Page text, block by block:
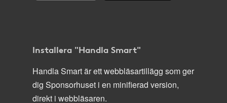
Installera "Handla Smart"
Handla Smart är ett webbläsartillägg som ger
dig Sponsorhuset i en minifierad version,
direkt i webbläsaren.